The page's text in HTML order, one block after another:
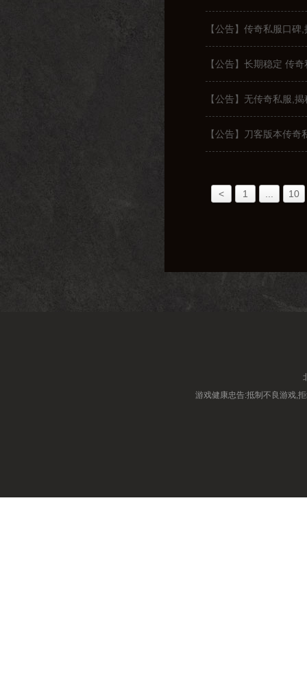
【公告】传奇私服口
【公告】长期稳定 传
【公告】无传奇私服,
【公告】刀客版本传奇
< 1 10
游戏健康忠告:抵制不良游戏,